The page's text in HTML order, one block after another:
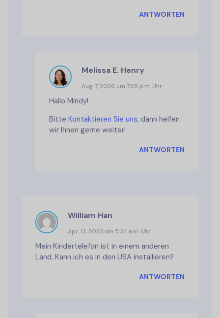
ANTWORTEN
Melissa E. Henry
Aug. 7, 2026 um 7:28 p.m. Uhr
Hallo Mindy!
Bitte Kontaktieren Sie uns, dann helfen
wir Ihnen gerne weiter!
ANTWORTEN
William Han
Apr. 13, 2023 um 5:34 a.m. Uhr
Mein Kindertelefon ist in einem anderen
Land. Kann ich es in den USA installieren?
ANTWORTEN